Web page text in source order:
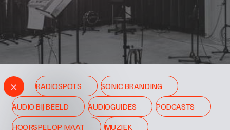
× RADIOSPOTS
SONIC BRANDING
AUDIO BIJ BEELD
AUDIOGUIDES
PODCASTS
HOORSPEL OP MAAT
MUZIEK